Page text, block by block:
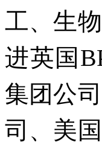
工、生
进英国
集团公
司、美